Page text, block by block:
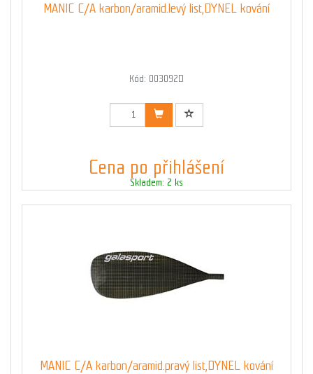
MANIC C/A karbon/aramid.levý list,DYNEL kování
Kód: 003092D
Cena po přihlášení
Skladem: 2 ks
MANIC C/A karbon/aramid.pravý list,DYNEL kování